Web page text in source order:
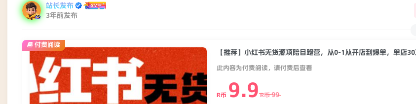
站长发布
3年前发布
此内容为付费阅读，请付费后查看
R币 9.9R币 99
付费阅读